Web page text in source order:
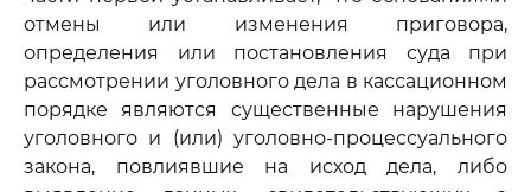
отмены или изменения приговора,
определения или постановления суда при
рассмотрении уголовного дела в кассационном
порядке являются существенные нарушения
уголовного и (или) уголовно-процессуального
закона, повлиявшие на исход дела, либо